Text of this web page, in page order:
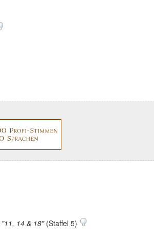
"11, 14 & 18"(Staffel 5)